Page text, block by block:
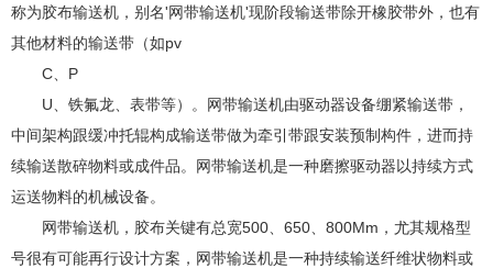
称为胶布输送机，别名'网带输送机'现阶段输送带除开橡胶带外，也有
其他材料的输送带（如pv
C、P
U、铁氟龙、表带等）。网带输送机由驱动器设备绷紧输送带，
中间架构跟缓冲托辊构成输送带做为牵引带跟安装预制构件，进而持
续输送散碎物料或成件品。网带输送机是一种磨擦驱动器以持续方式
运送物料的机械设备。
网带输送机，胶布关键有总宽500、650、800Mm，尤其规格型
号很有可能再行设计方案，网带输送机是一种持续输送纤维状物料或